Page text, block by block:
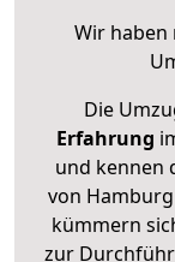
Wir haben
Die
Erfahrung
und kennen
von
kümmern
zur